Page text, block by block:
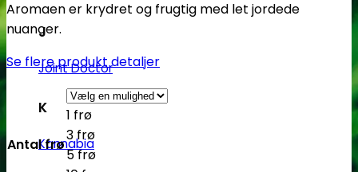
J
Joint Doctor
K
Kannabia
Aromaen er krydret og frugtig med let jordede
nuancer.
Se flere produkt detaljer
Antal frø
1 frø
3 frø
5 frø